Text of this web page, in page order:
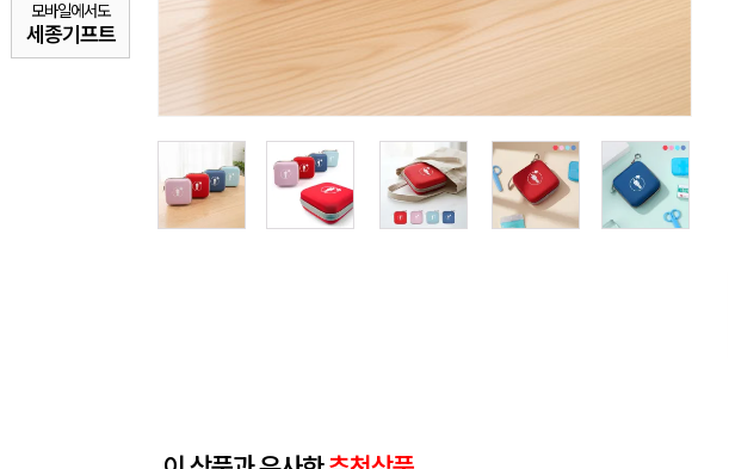
모바일에서도
세종기프트